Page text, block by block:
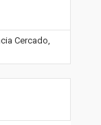
Cercado,